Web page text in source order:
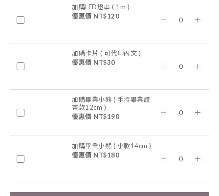
加購LED燈串 ( 1m )
優惠價 NT$120
加購卡片 ( 可代印內文 )
優惠價 NT$30
加購畢業小熊 ( 手持畢業證
書款12cm )
優惠價 NT$190
加購畢業小熊 ( 小款14cm )
優惠價 NT$180